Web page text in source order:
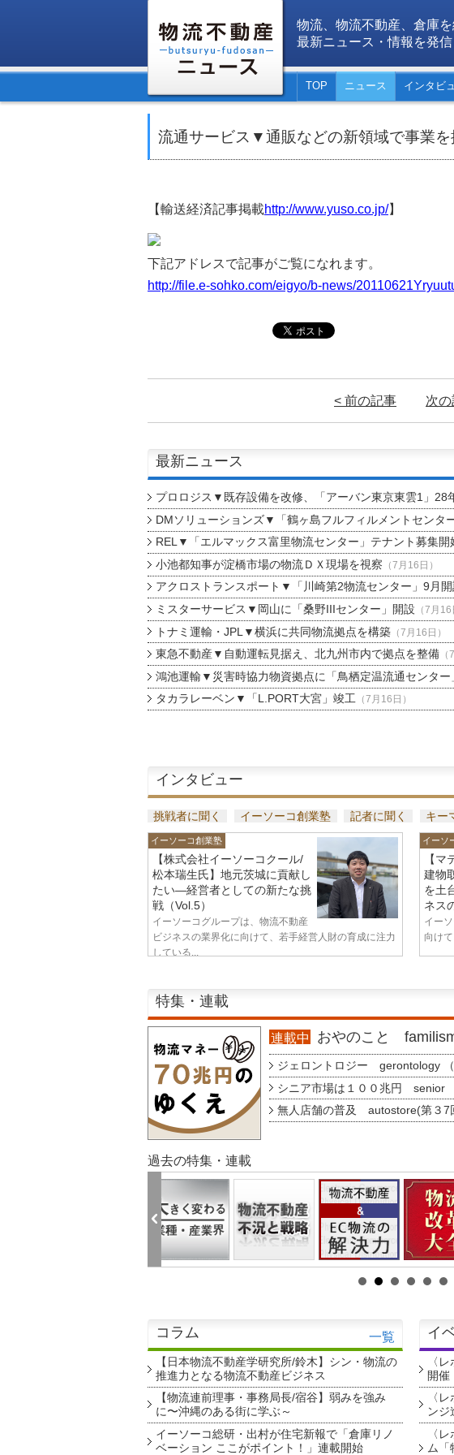
物流、物流不動産、倉庫
最新ニュース・情報を発信
TOP ニュース インタビ
流通サービス▼通販などの新領域で事業を
【輸送経済記事掲載http://www.yuso.co.jp/】
下記アドレスで記事がご覧になれます。
http://file.e-sohko.com/eigyo/b-news/
< 前の記事 次
最新ニュース
プロロジス▼既存設備を改修、「アーバン東京東雲1」28
DMソリューションズ▼「鶴ヶ島フルフィルメントセンタ
REL▼「エルマックス富里物流センター」テナント募集開
小池都知事が淀橋市場の物流ＤＸ現場を視察 （7月16日）
アクロストランスポート▼「川崎第2物流センター」9月開
ミスターサービス▼岡山に「桑野IIIセンター」開設 （7月16
トナミ運輸・JPL▼横浜に共同物流拠点を構築（7月16日）
東急不動産▼自動運転見据え、北九州市内で拠点を整備（
鴻池運輸▼災害時協力物資拠点に「鳥栖定温流通センター
タカラレーベン▼「L.PORT大宮」竣工（7月16日）
インタビュー
挑戦者に聞く イーソーコ創業塾 記者に聞く キー
イーソーコ創業塾
【株式会社イーソーコクール/
松本瑞生氏】地元茨城に貢献し
たい—経営者としての新たな挑
戦（Vol.5）
イーソーコグループは、物流不動産
ビジネスの業界化に向けて、若手経営人財の育成に注力
している...
イーソ
【
建物
を土
ネス
イー
向け
特集・連載
連載中 おやのこと familism
ジェロントロジー gerontology （
シニア市場は１００兆円 senior
無人店舗の普及 autostore(第３7
過去の特集・連載
コラム 一覧
【日本物流不動産学研究所/鈴木】シン・物流の
推進力となる物流不動産ビジネス
【物流連前理事・事務局長/宿谷】弱みを強み
に〜沖縄のある街に学ぶ～
イーソーコ総研・出村が住宅新報で「倉庫リノ
ベーション ここがポイント！」連載開始
イ
〈
開催
〈
ンジ
〈
ム